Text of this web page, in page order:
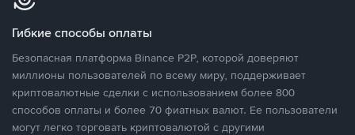
Гибкие способы оплаты
Безопасная платформа Binance P2P, которой доверяют
миллионы пользователей по всему миру, поддерживает
криптовалютные сделки с использованием более 800
способов оплаты и более 70 фиатных валют. Ее пользователи
могут легко торговать криптовалютой с другими